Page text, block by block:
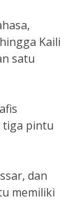
Kaili
satu
tiga pintu
dan
memiliki